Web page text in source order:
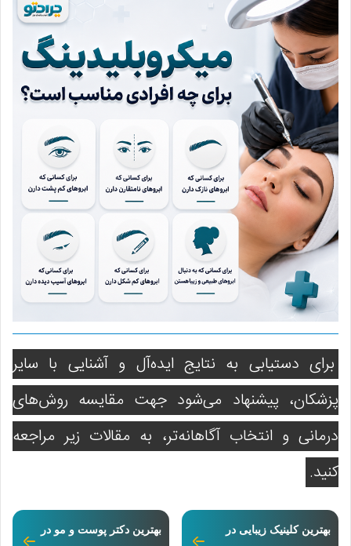
برای دستیابی به نتایج ایده‌آل و آشنایی با سایر
پزشکان، پیشنهاد می‌شود جهت مقایسه روش‌های
درمانی و انتخاب آگاهانه‌تر، به مقالات زیر مراجعه
کنید.
بهترین کلینیک زیبایی در
بهترین دکتر پوست و مو در